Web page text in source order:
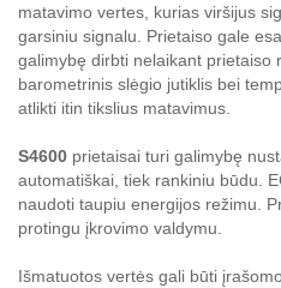
matavimo vertes, kurias viršijus
garsiniu signalu. Prietaiso gale
galimybę dirbti nelaikant prietaiso
barometrinis slėgio jutiklis bei
atlikti itin tikslius matavimus.
S4600 prietaisai turi galimybę
automatiškai, tiek rankiniu būdu.
naudoti taupiu energijos režimu.
protingu įkrovimo valdymu.
Išmatuotos vertės gali būti